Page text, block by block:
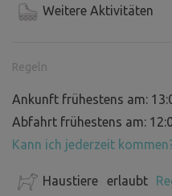
Weitere Aktivitäten
Regeln
Ankunft frühestens am:
Abfahrt frühestens am:
Kann ich jederzeit
Haustiere erlaubt